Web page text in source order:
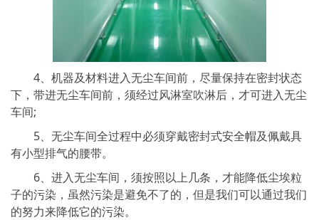
4、机器及材料进入无尘车间前，尽量保持在密封状态
下，带进无尘车间前，须经过风淋室吹淋后，才可进入无尘
车间;
5、无尘车间全过程中必须穿戴密封式安全帽及佩戴具
有小型排气的腰带。
6、进入无尘车间，须按照以上几条，才能降低尘埃粒
子的污染，虽然污染是避免不了的，但是我们可以通过我们
的努力来降低它的污染。